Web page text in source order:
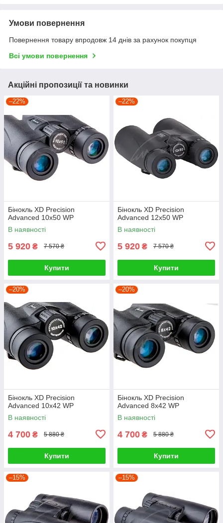
Умови повернення
Повернення товару впродовж 14 днів за рахунок покупця
Всі умови повернення
Акційні пропозиції та новинки
–22%
Бінокль XD Precision
Advanced 10х50 WP
В наявності
5 920 ₴ 7 570 ₴
Купити
–22%
Бінокль XD Precision
Advanced 12х50 WP
В наявності
5 920 ₴ 7 570 ₴
Купити
–20%
Бінокль XD Precision
Advanced 10х42 WP
В наявності
4 700 ₴ 5 880 ₴
Купити
–20%
Бінокль XD Precision
Advanced 8х42 WP
В наявності
4 700 ₴ 5 880 ₴
Купити
–15% –15%